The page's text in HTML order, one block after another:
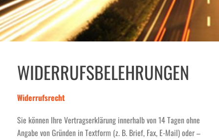
WIDERRUFS­BELEHRUNGEN
Widerrufsrecht
Sie können Ihre Vertragserklärung innerhalb von 14 Tagen ohne
Angabe von Gründen in Textform (z. B. Brief, Fax, E-Mail) oder –